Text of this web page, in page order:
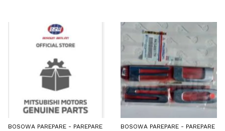
BOSOWA PAREPARE - PAREPARE BOSOWA PAREPARE - PAREPARE